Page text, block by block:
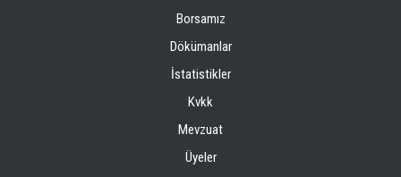
Borsamız
Dökümanlar
İstatistikler
Kvkk
Mevzuat
Üyeler